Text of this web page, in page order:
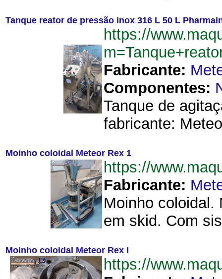
Tanque reator de pressão inox 316 L 50 L
https://
Fabricante:
Componentes:
Tanque de
fabricante:
Moinho coloidal Meteor Rex 1
https://
Fabricante:
Moinho coloidal.
em skid. Com
Moinho coloidal Meteor Rex I
https://